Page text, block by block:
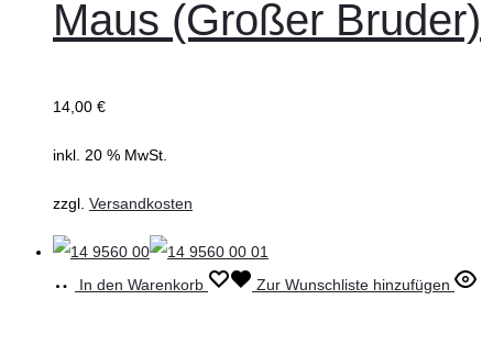
Maus (Großer Bruder)
14,00 €
inkl. 20 % MwSt.
zzgl. Versandkosten
In den Warenkorb Zur Wunschliste hinzufügen